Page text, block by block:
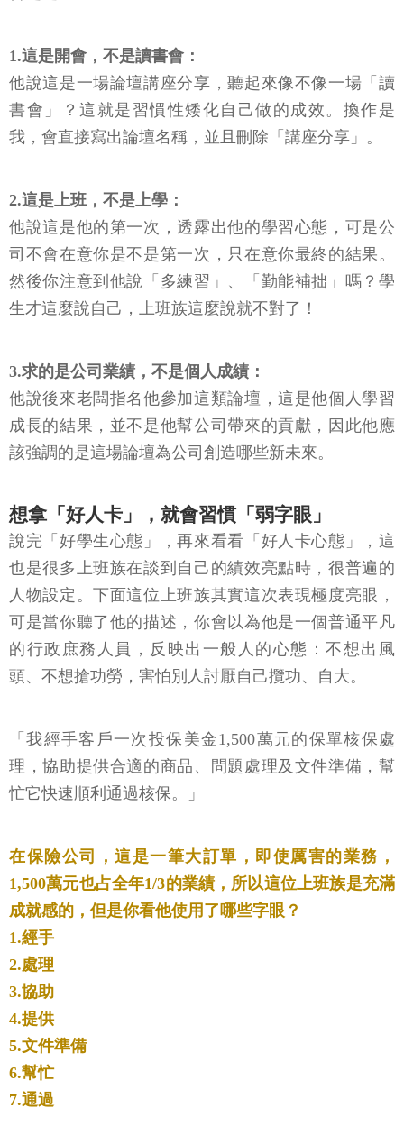
1.這是開會，不是讀書會：
他說這是一場論壇講座分享，聽起來像不像一場「讀
書會」？這就是習慣性矮化自己做的成效。換作是
我，會直接寫出論壇名稱，並且刪除「講座分享」。
2.這是上班，不是上學：
他說這是他的第一次，透露出他的學習心態，可是公
司不會在意你是不是第一次，只在意你最終的結果。
然後你注意到他說「多練習」、「勤能補拙」嗎？學
生才這麼說自己，上班族這麼說就不對了！
3.求的是公司業績，不是個人成績：
他說後來老闆指名他參加這類論壇，這是他個人學習
成長的結果，並不是他幫公司帶來的貢獻，因此他應
該強調的是這場論壇為公司創造哪些新未來。
想拿「好人卡」，就會習慣「弱字眼」
說完「好學生心態」，再來看看「好人卡心態」，這
也是很多上班族在談到自己的績效亮點時，很普遍的
人物設定。下面這位上班族其實這次表現極度亮眼，
可是當你聽了他的描述，你會以為他是一個普通平凡
的行政庶務人員，反映出一般人的心態：不想出風
頭、不想搶功勞，害怕別人討厭自己攬功、自大。
「我經手客戶一次投保美金1,500萬元的保單核保處
理，協助提供合適的商品、問題處理及文件準備，幫
忙它快速順利通過核保。」
在保險公司，這是一筆大訂單，即使厲害的業務，
1,500萬元也占全年1/3的業績，所以這位上班族是充滿
成就感的，但是你看他使用了哪些字眼？
1.經手
2.處理
3.協助
4.提供
5.文件準備
6.幫忙
7.通過